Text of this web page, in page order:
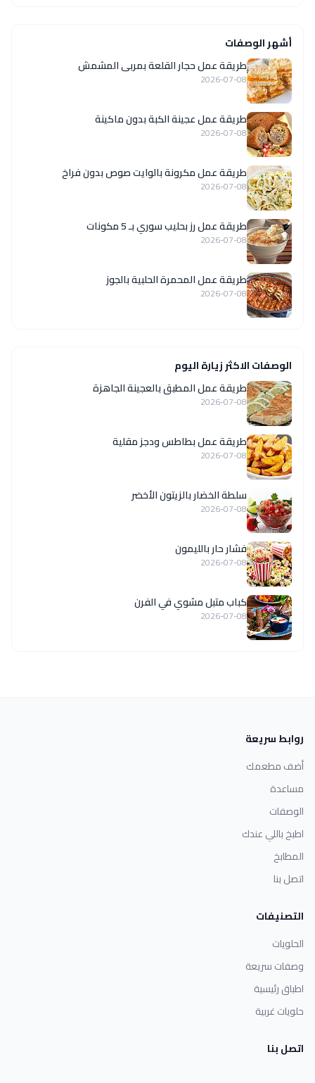
أشهر الوصفات
طريقة عمل حجار القلعة بمربى المشمش
2026-07-08
طريقة عمل عجينة الكبة بدون ماكينة
2026-07-08
طريقة عمل مكرونة بالوايت صوص بدون فراخ
2026-07-08
طريقة عمل رز بحليب سوري بـ 5 مكونات
2026-07-08
طريقة عمل المحمرة الحلبية بالجوز
2026-07-08
الوصفات الاكثر زيارة اليوم
طريقة عمل المطبق بالعجينة الجاهزة
2026-07-08
طريقة عمل بطاطس ودجز مقلية
2026-07-08
سلطة الخضار بالزيتون الأخضر
2026-07-08
فشار حار بالليمون
2026-07-08
كباب متبل مشوي في الفرن
2026-07-08
روابط سريعة
أضف مطعمك
مساعدة
الوصفات
اطبخ باللي عندك
المطابخ
اتصل بنا
التصنيفات
الحلويات
وصفات سريعة
اطباق رئيسية
حلويات غربية
اتصل بنا